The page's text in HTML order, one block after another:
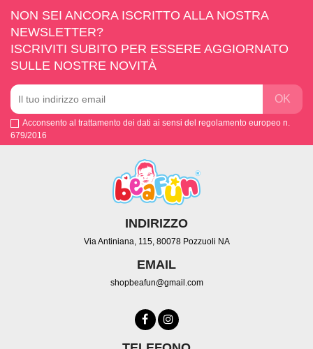
NON SEI ANCORA ISCRITTO ALLA NOSTRA
NEWSLETTER?
ISCRIVITI SUBITO PER ESSERE AGGIORNATO
SULLE NOSTRE NOVITÀ
Acconsento al trattamento dei dati ai sensi del regolamento europeo n.
679/2016
INDIRIZZO
Via Antiniana, 115, 80078 Pozzuoli NA
EMAIL
shopbeafun@gmail.com